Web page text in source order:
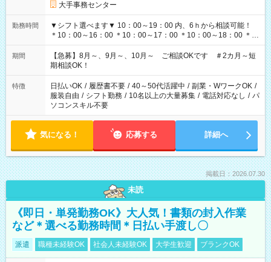
大手事務センター
勤務時間
▼シフト選べます▼ 10：00～19：00 内、6ｈから相談可能！
＊10：00～16：00 ＊10：00～17：00 ＊10：00～18：00 ＊
11：00～19：00 ＊12：00～19：00 ＊13：00～19：00
期間
【急募】8月～、9月～、10月～ ご相談OKです ＃2カ月～短
期相談OK！
特徴 日払いOK / 履歴書不要 / 40～50代活躍中 / 副業・WワークOK /
服装自由 / シフト勤務 / 10名以上の大量募集 / 電話対応なし / パ
ソコンスキル不要
気になる！ 応募する 詳細へ
掲載日：2026.07.30
未読
《即日・単発勤務OK》大人気！書類の封入作業
など＊選べる勤務時間＊日払い手渡し〇
派遣 職種未経験OK 社会人未経験OK 大学生歓迎 ブランクOK